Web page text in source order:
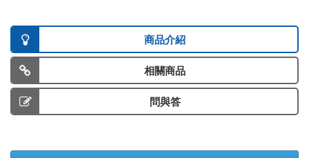
商品介紹
相關商品
問與答